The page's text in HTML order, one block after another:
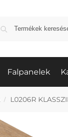
Falpanelek
/ L0206R